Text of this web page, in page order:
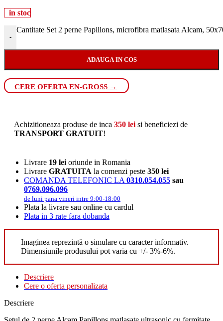
in stoc
-
Cantitate Set 2 perne Papillons, microfibra matlasata Alcam,
ADAUGA IN COS
CERE OFERTA EN-GROSS →
Achizitioneaza produse de inca 350 lei si beneficiezi de
TRANSPORT GRATUIT!
Livrare 19 lei oriunde in Romania
Livrare GRATUITA la comenzi peste 350 lei
COMANDA TELEFONIC LA 0310.054.055 sau
0769.096.096
de luni pana vineri intre 9:00-18:00
Plata la livrare sau online cu cardul
Plata in 3 rate fara dobanda
Imaginea reprezintă o simulare cu caracter informativ.
Dimensiunile produsului pot varia cu +/- 3%-6%.
Descriere
Cere o oferta personalizata
Descriere